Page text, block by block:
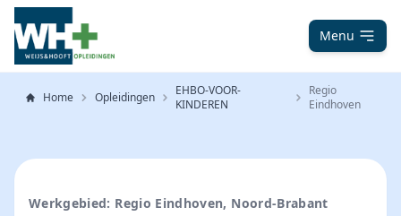
Menu
Home Opleidingen
EHBO-VOOR-
KINDEREN
Regio
Eindhoven
Werkgebied: Regio Eindhoven, Noord-Brabant